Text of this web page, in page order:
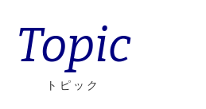
Topic
トピック